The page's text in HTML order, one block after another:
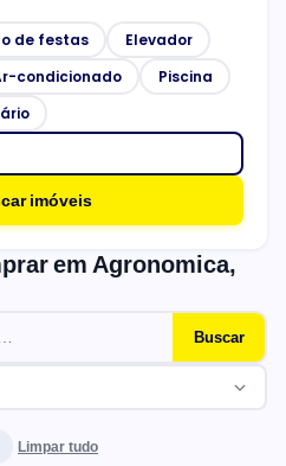
de festas
Elevador
condicionado
Piscina
imóveis
em Agronomica,
Buscar
Limpar tudo